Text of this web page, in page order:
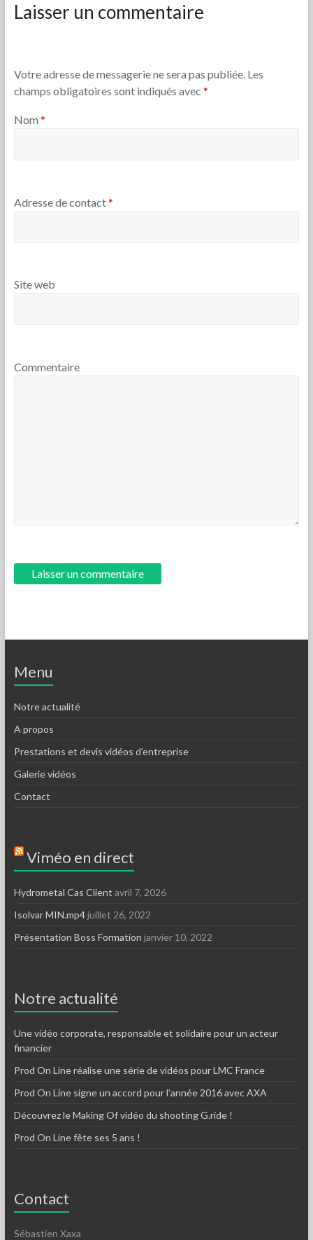
Laisser un commentaire
Votre adresse de messagerie ne sera pas publiée. Les
champs obligatoires sont indiqués avec *
Nom *
Adresse de contact*
Site web
Commentaire
Menu
Notre actualité
A propos
Prestations et devis vidéos d’entreprise
Galerie vidéos
Contact
Viméo en direct
Hydrometal Cas Client avril 7, 2026
Isolvar MIN.mp4juillet 26, 2022
Présentation Boss Formation janvier 10, 2022
Notre actualité
Une vidéo corporate, responsable et solidaire pour un acteur
financier
Prod On Line réalise une série de vidéos pour LMC France
Prod On Line signe un accord pour l’année 2016 avec AXA
Découvrez le Making Of vidéo du shooting G.ride !
Prod On Line fête ses 5 ans !
Contact
Sébastien Xaxa